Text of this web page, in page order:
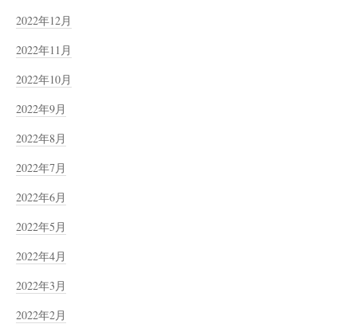
2022年12月
2022年11月
2022年10月
2022年9月
2022年8月
2022年7月
2022年6月
2022年5月
2022年4月
2022年3月
2022年2月